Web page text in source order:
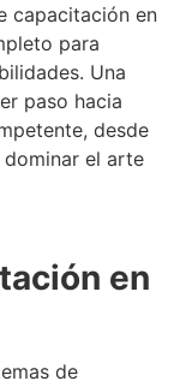
capacitación en
para
Una
paso hacia
desde
el arte
en
de